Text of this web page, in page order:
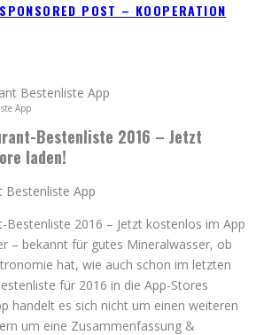
POST – KOOPERATION
App
Bestenliste 2016 – Jetzt
laden!
Bestenliste App
Bestenliste 2016 – Jetzt kostenlos im App
– bekannt für gutes Mineralwasser, ob
hat, wie auch schon im letzten
für 2016 in die App-Stores
handelt es sich nicht um einen weiteren
um eine Zusammenfassung &